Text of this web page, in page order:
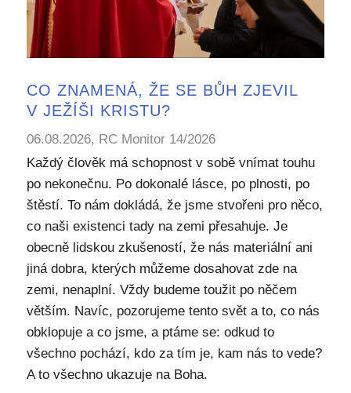
CO ZNAMENÁ, ŽE SE BŮH ZJEVIL
V JEŽÍŠI KRISTU?
06.08.2026, RC Monitor 14/2026
Každý člověk má schopnost v sobě vnímat touhu
po nekonečnu. Po dokonalé lásce, po plnosti, po
štěstí. To nám dokládá, že jsme stvořeni pro něco,
co naši existenci tady na zemi přesahuje. Je
obecně lidskou zkušeností, že nás materiální ani
jiná dobra, kterých můžeme dosahovat zde na
zemi, nenaplní. Vždy budeme toužit po něčem
větším. Navíc, pozorujeme tento svět a to, co nás
obklopuje a co jsme, a ptáme se: odkud to
všechno pochází, kdo za tím je, kam nás to vede?
A to všechno ukazuje na Boha.